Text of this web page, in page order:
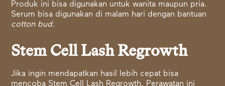
Produk ini bisa digunakan untuk wanita maupun pria.
Serum bisa digunakan di malam hari dengan bantuan
cotton bud.
Stem Cell Lash Regrowth
Jika ingin mendapatkan hasil lebih cepat bisa
mencoba Stem Cell Lash Regrowth. Perawatan ini